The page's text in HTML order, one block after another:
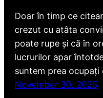
Doar în timp ce
crezut cu atâta
poate rupe și că în
lucrurilor apar
suntem prea ocupați
November 30, 2025